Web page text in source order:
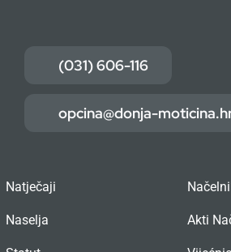
(031) 606-116
opcina@donja-
Natječaji
Naselja Akti